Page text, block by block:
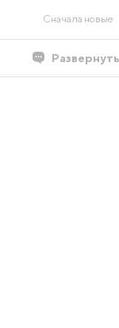
Сначала новые